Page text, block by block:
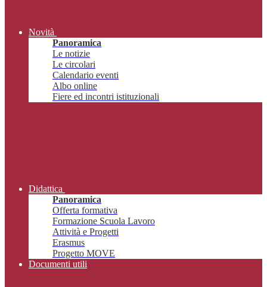
Novità
Panoramica
Le notizie
Le circolari
Calendario eventi
Albo online
Fiere ed incontri istituzionali
Didattica
Panoramica
Offerta formativa
Formazione Scuola Lavoro
Attività e Progetti
Erasmus
Progetto MOVE
Documenti utili